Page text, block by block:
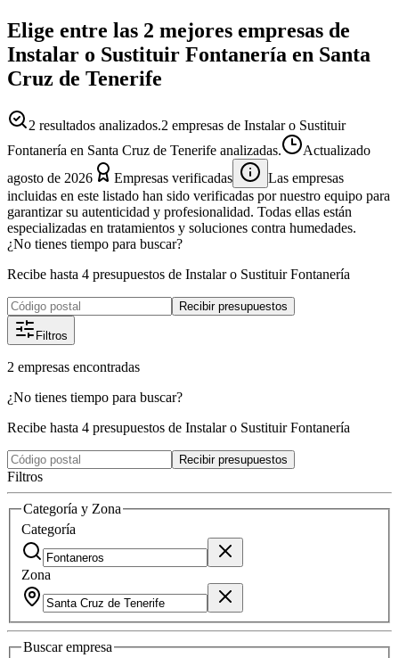
Elige entre las 2 mejores empresas de
Instalar o Sustituir Fontanería en Santa
Cruz de Tenerife
2 resultados analizados.2 empresas de Instalar o Sustituir
Fontanería en Santa Cruz de Tenerife analizadas.
Actualizado
agosto de 2026
Empresas verificadas
Las empresas
incluidas en este listado han sido verificadas por nuestro equipo para
garantizar su autenticidad y profesionalidad. Todas ellas están
especializadas en tratamientos y soluciones contra humedades.
¿No tienes tiempo para buscar?
Recibe hasta 4 presupuestos de Instalar o Sustituir Fontanería
Recibir presupuestos
Filtros
2 empresas encontradas
¿No tienes tiempo para buscar?
Recibe hasta 4 presupuestos de Instalar o Sustituir Fontanería
Recibir presupuestos
Filtros
Categoría y Zona
Categoría
Zona
Buscarempresa